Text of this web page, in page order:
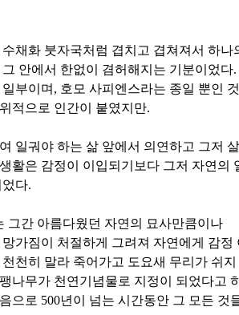
채화 붓자국처럼 겹치고 겹쳐져서 하나
안에서 한없이 겸허해지는 기분이었다.
부이며, 호모 사피엔스라는 종일 뿐인
적으로 인간이 붙였지만.
일궈야 하는 삶 앞에서 의연하고 그저
활은 감정이 이입되기보다 그저 자연의
다.
그간 아름다웠던 자연의 묘사만큼이나
가짐이 처절하게 그려져 자연에게 감정
천히 말라 죽어가고 도요새 무리가 쉬
나무가 천연기념물로 지정이 되었다고
으로 500년이 넘는 시간동안 그 모든 것